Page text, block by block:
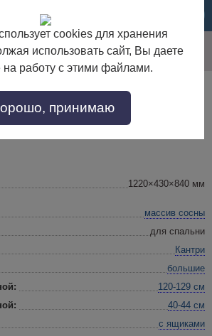
ящиков
1220×430×840 мм
массив сосны
для спальни
Кантри
большие
120-129 см
40-44 см
с ящиками
cookies для хранения
использовать сайт, Вы даете
на работу с этими файлами.
принимаю